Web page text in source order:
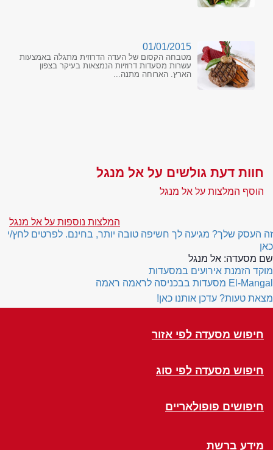
01/01/2015
מטבחה הקסום של העדה הדרוזית מתגלה באמצעות
עשרות מסעדות דרוזיות הנמצאות בעיקר בצפון
הארץ. הארוחה מתנה...
חוות דעת גולשים על אל מנגל
הוסף המלצות על אל מנגל
המלצות נוספות על אל מנגל
זה העסק שלך? מגיעה לך חשיפה טובה יותר, בחינם. לפרטים לחץ/י
כאן
שם מסעדה: אל מנגל
מוקד הזמנת אירועים במסעדות
El-Mangal מסעדות בבכניסה לראמה ראמה
מצאת טעות? עדכן אותנו כאן!
חיפוש מסעדה לפי אזור
חיפוש מסעדה לפי סוג
חיפושים פופולאריים
מידע ברשת